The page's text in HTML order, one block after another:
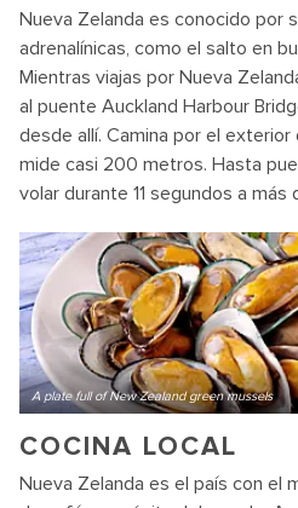
Nueva Zelanda es conocido por
adrenalínicas, como el salto en
Mientras viajas por Nueva
al puente Auckland Harbour
desde allí. Camina por el
mide casi 200 metros. Hasta
volar durante 11 segundos a
A plate full of New Zealand green mussels
COCINA LOCAL
Nueva Zelanda es el país con el